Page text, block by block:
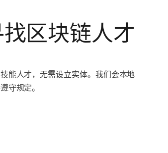
区块链人才
能人才，无需设立实体。我们会本地
守规定。